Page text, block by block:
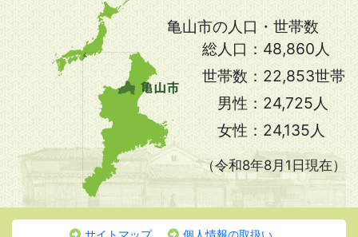
亀山市の人口・世帯数
総人口： 48,860人
世帯数： 22,853世帯
男性： 24,725人
女性： 24,135人
（令和8年8月1日現在）
サイトマップ 個人情報の取扱い